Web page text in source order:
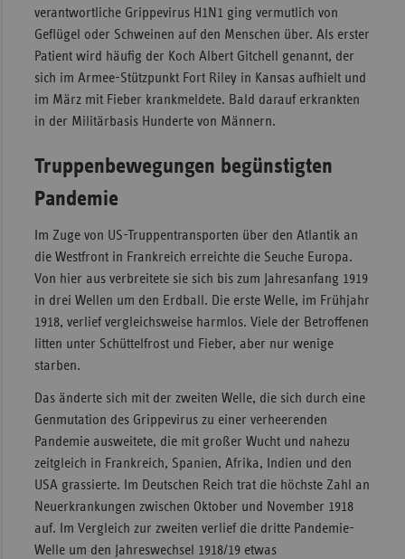
verantwortliche Grippevirus H1N1 ging vermutlich von
Geflügel oder Schweinen auf den Menschen über. Als erster
Patient wird häufig der Koch Albert Gitchell genannt, der
sich im Armee-Stützpunkt Fort Riley in Kansas aufhielt und
im März mit Fieber krankmeldete. Bald darauf erkrankten
in der Militärbasis Hunderte von Männern.
Truppenbewegungen begünstigten
Pandemie
Im Zuge von US-Truppentransporten über den Atlantik an
die Westfront in Frankreich erreichte die Seuche Europa.
Von hier aus verbreitete sie sich bis zum Jahresanfang 1919
in drei Wellen um den Erdball. Die erste Welle, im Frühjahr
1918, verlief vergleichsweise harmlos. Viele der Betroffenen
litten unter Schüttelfrost und Fieber, aber nur wenige
starben.
Das änderte sich mit der zweiten Welle, die sich durch eine
Genmutation des Grippevirus zu einer verheerenden
Pandemie ausweitete, die mit großer Wucht und nahezu
zeitgleich in Frankreich, Spanien, Afrika, Indien und den
USA grassierte. Im Deutschen Reich trat die höchste Zahl an
Neuerkrankungen zwischen Oktober und November 1918
auf. Im Vergleich zur zweiten verlief die dritte Pandemie-
Welle um den Jahreswechsel 1918/19 etwas